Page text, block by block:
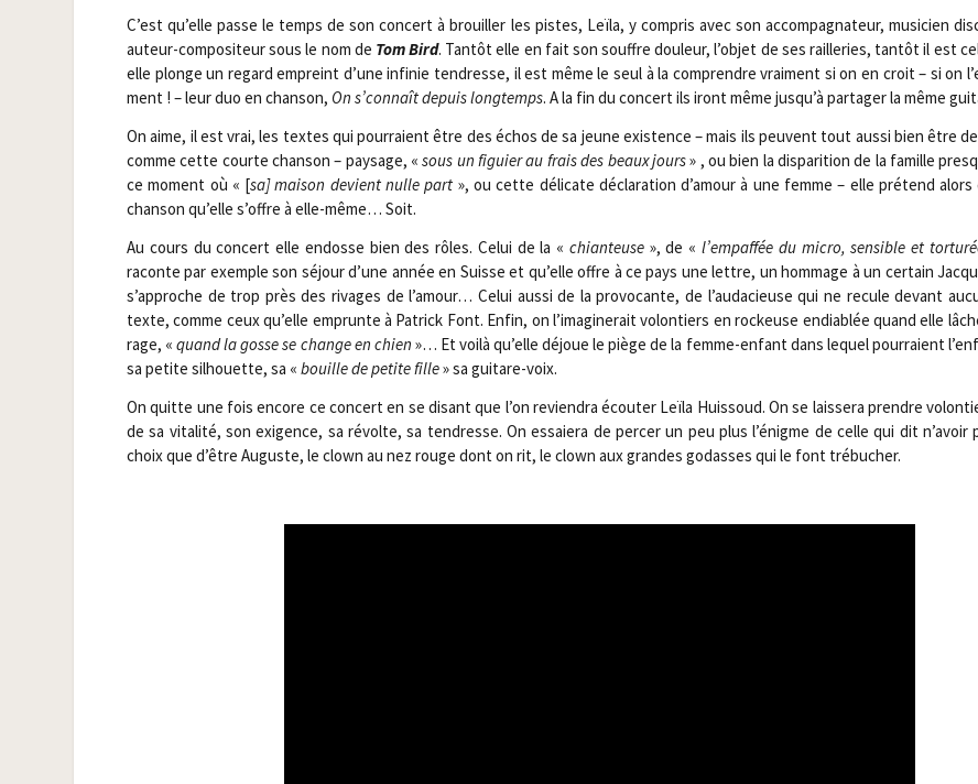
C’est qu’elle passe le temps de son concert à brouiller les pistes, Leï­la, y com­pris avec son accom­pa­gna­teur, musi­cien
auteur-com­po­si­teur sous le nom de Tom Bird. Tan­tôt elle en fait son souffre dou­leur, l’objet de ses raille­ries, tan­tôt il est
elle plonge un regard empreint d’une infi­nie ten­dresse, il est même le seul à la com­prendre vrai­ment si on en croit – si on
ment ! – leur duo en chan­son, On s’connaît depuis long­temps. A la fin du concert ils iront même jusqu’à par­ta­ger la même
On aime, il est vrai, les textes qui pour­raient être des échos de sa jeune exis­tence – mais ils peuvent tout aus­si bien être
comme cette courte chan­son – pay­sage, «sous un figuier au frais des beaux jours» , ou bien la dis­pa­ri­tion de la famille
ce moment où « [sa] mai­son devient nulle part », ou cette déli­cate décla­ra­tion d’amour à une femme – elle pré­tend alors
chan­son qu’elle s’offre à elle-même… Soit.
Au cours du concert elle endosse bien des rôles. Celui de la « chian­teuse», de « l’empaffée du micro, sen­sible et
raconte par exemple son séjour d’une année en Suisse et qu’elle offre à ce pays une lettre, un hom­mage à un cer­tain
s’approche de trop près des rivages de l’amour… Celui aus­si de la pro­vo­cante, de l’audacieuse qui ne recule devant
texte, comme ceux qu’elle emprunte à Patrick Font. Enfin, on l’imaginerait volon­tiers en rockeuse endia­blée quand elle
rage, «quand la gosse se change en chien »… Et voi­là qu’elle déjoue le piège de la femme-enfant dans lequel pour­raient
sa petite sil­houette, sa « bouille de petite fille» sa guitare-voix.
On quitte une fois encore ce concert en se disant que l’on revien­dra écou­ter Leï­la Huis­soud. On se lais­se­ra prendre
de sa vita­li­té, son exi­gence, sa révolte, sa ten­dresse. On essaie­ra de per­cer un peu plus l’énigme de celle qui dit n’avoir
choix que d’être Auguste, le clown au nez rouge dont on rit, le clown aux grandes godasses qui le font trébucher.